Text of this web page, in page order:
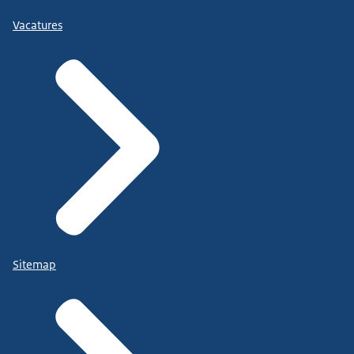
Vacatures
Sitemap